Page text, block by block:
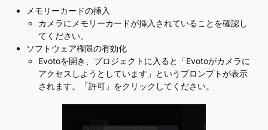
メモリーカードの挿入
カメラにメモリーカードが挿入されていることを確認し
てください。
ソフトウェア権限の有効化
Evotoを開き、プロジェクトに入ると「Evotoがカメラに
アクセスしようとしています」というプロンプトが表示
されます。「許可」をクリックしてください。